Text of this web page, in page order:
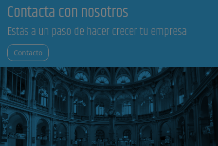
Contacta con nosotros
Estás a un paso de hacer crecer tu empresa
Contacto